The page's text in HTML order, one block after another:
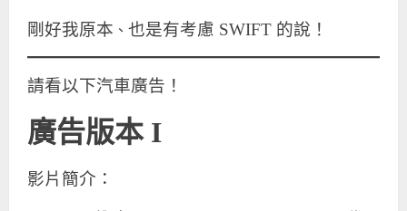
剛好我原本 、 也是有考慮 SWIFT 的說！
請看以下汽車廣告！
廣告版本 I
影片簡介：